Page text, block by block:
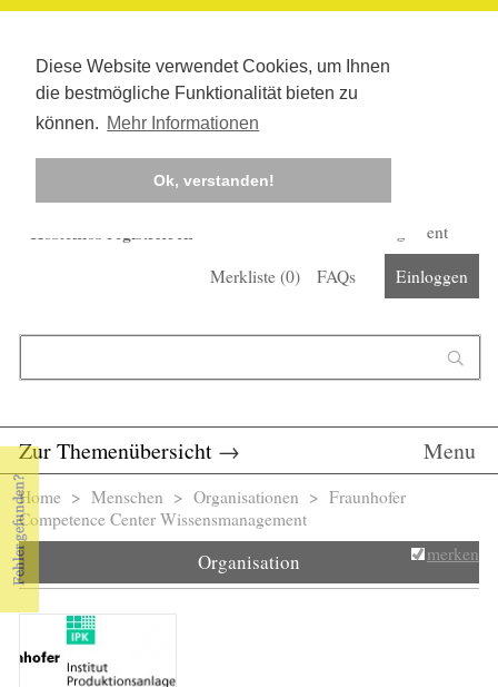
Diese Website verwendet Cookies, um Ihnen
die bestmögliche Funktionalität bieten zu
können. Mehr Informationen
Ok, verstanden!
Kostenlos registrieren
Corona-Management
Merkliste (0) FAQs Einloggen
Zur Themenübersicht → Menu
Sie sind hier
Home > Menschen > Organisationen > Fraunhofer
Competence Center Wissensmanagement
Organisation merken